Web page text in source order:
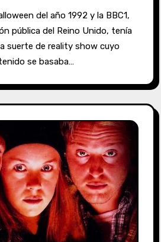
pública del Reino Unido, tenía
suerte de reality show cuyo
se basaba…